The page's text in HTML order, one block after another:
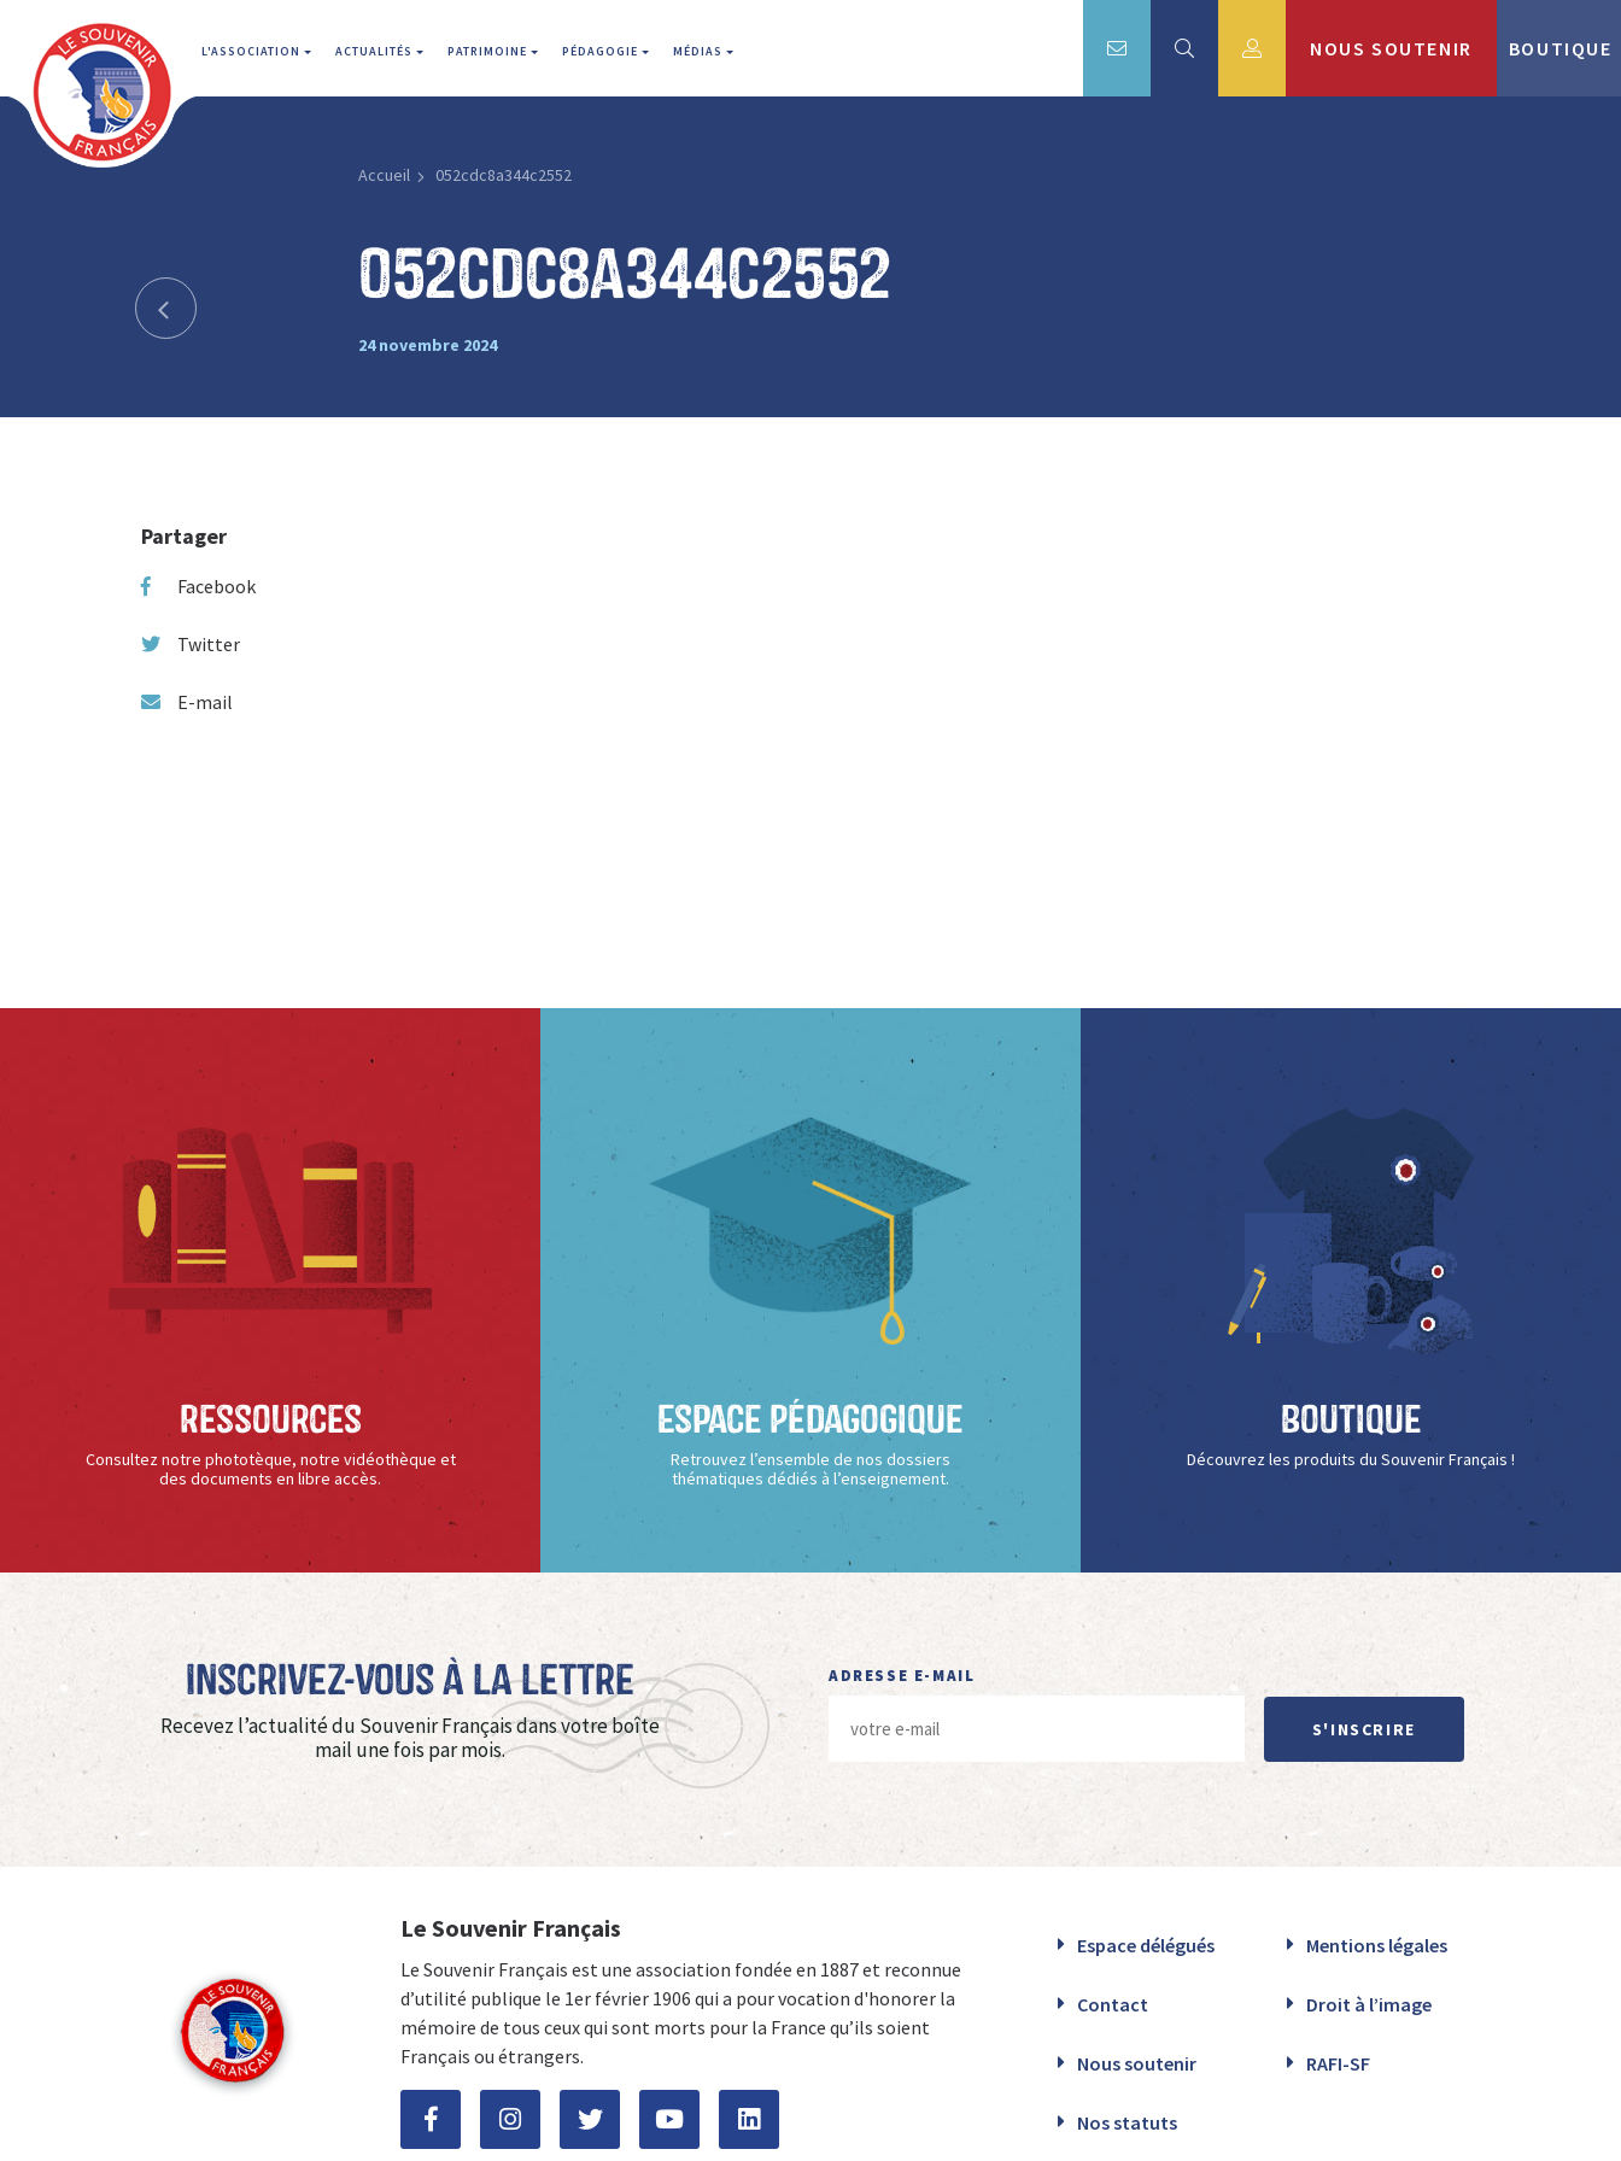
L'ASSOCIATION ACTUALITÉS PATRIMOINE PÉDAGOGIE MÉDIAS NOUS SOUTENIR BOUTIQUE
Accueil 052cdc8a344c2552
052cdc8a344c2552
24 novembre 2024
Partager
Facebook
Twitter
E-mail
Ressources
Consultez notre phototèque, notre vidéothèque et
des documents en libre accès.
Espace Pédagogique
Retrouvez l’ensemble de nos dossiers
thématiques dédiés à l’enseignement.
Boutique
Découvrez les produits du Souvenir Français !
Inscrivez-vous à La Lettre
Recevez l’actualité du Souvenir Français dans votre boîte
mail une fois par mois.
ADRESSE E-MAIL
S'INSCRIRE
Le Souvenir Français
Le Souvenir Français est une association fondée en 1887 et reconnue
d’utilité publique le 1er février 1906 qui a pour vocation d'honorer la
mémoire de tous ceux qui sont morts pour la France qu’ils soient
Français ou étrangers.
Espace délégués Mentions légales
Contact Droit à l’image
Nous soutenir RAFI-SF
Nos statuts